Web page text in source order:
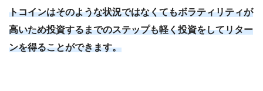
トコインはそのような状況ではなくてもボラティリティが
高いため投資するまでのステップも軽く投資をしてリター
ンを得ることができます。